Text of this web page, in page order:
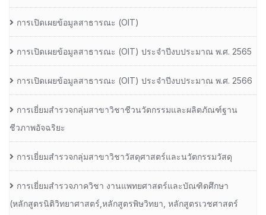
การเปิดเผยข้อมูลสาธารณะ (OIT)
การเปิดเผยข้อมูลสาธารณะ (OIT) ประจำปีงบประมาณ พ.ศ. 2565
การเปิดเผยข้อมูลสาธารณะ (OIT) ประจำปีงบประมาณ พ.ศ. 2566
การเยี่ยมสำรวจกลุ่มสาขาวิชาชีวนวัตกรรมและผลิตภัณฑ์ฐาน
ชีวภาพอัจฉริยะ
การเยี่ยมสำรวจกลุ่มสาขาวิชาวัสดุศาสตร์และนวัตกรรมวัสดุ
การเยี่ยมสำรวจภาควิชา งานแพทยศาสตร์และบัณฑิตศึกษา
(หลักสูตรนิติวิทยาศาสตร์,หลักสูตรพิษวิทยา, หลักสูตรเวชศาสตร์